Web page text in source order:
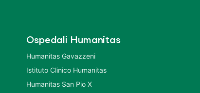
Ospedali Humanitas
Humanitas Gavazzeni
Istituto Clinico Humanitas
Humanitas San Pio X